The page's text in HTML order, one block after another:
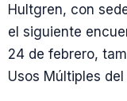
Hultgren, con
el siguiente
24 de febrero,
Usos Múltiples